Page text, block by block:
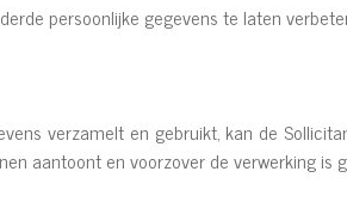
persoonlijke gegevens te laten
verzamelt en gebruikt, kan de
aantoont en voorzover de verwerking is